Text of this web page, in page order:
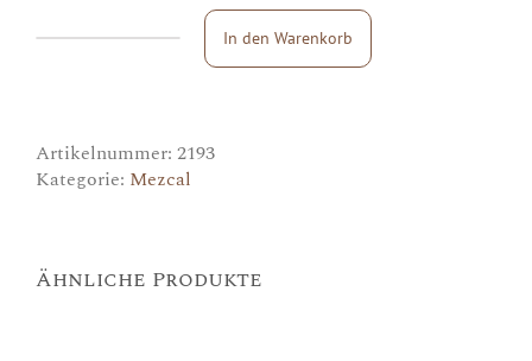
In den Warenkorb
Artikelnummer: 2193
Kategorie: Mezcal
Ähnliche Produkte